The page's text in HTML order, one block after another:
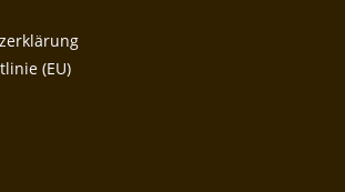
(EU)